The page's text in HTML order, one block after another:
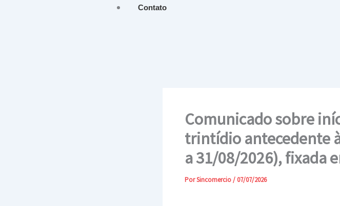
Contato
Comunicado sobre
trintídio antecedente
a 31/08/2026), fixada
PorSincomercio/ 07/07/2026